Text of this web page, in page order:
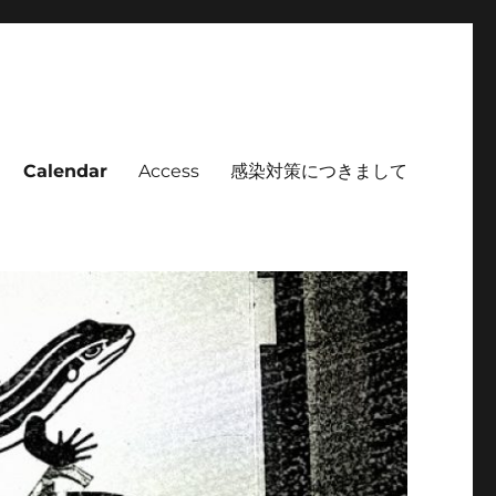
Calendar Access 感染対策につきまして